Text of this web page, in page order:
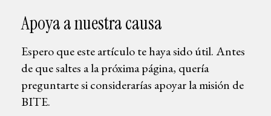
Apoya a nuestra causa
Espero que este artículo te haya sido útil. Antes
de que saltes a la próxima página, quería
preguntarte si considerarías apoyar la misión de
BITE.